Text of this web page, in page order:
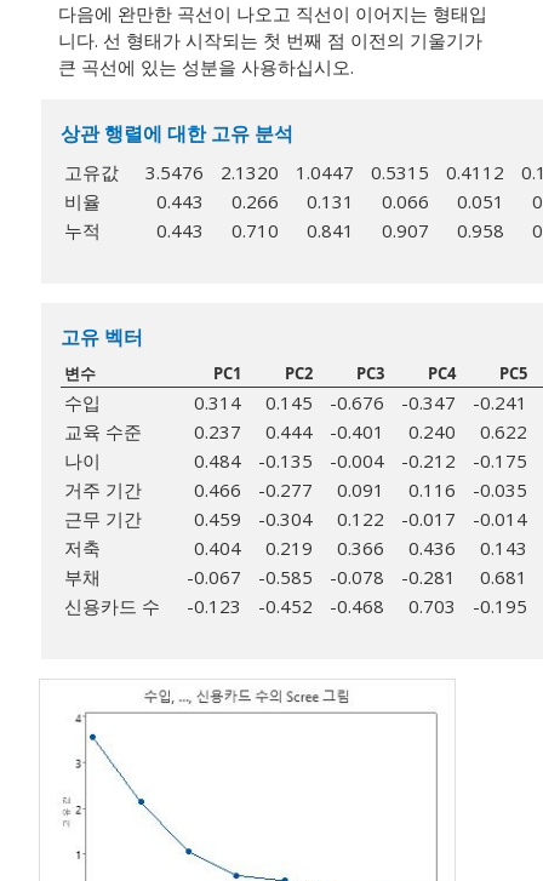
다음에 완만한 곡선이 나오고 직선이 이어지는 형태입
니다. 선 형태가 시작되는 첫 번째 점 이전의 기울기가
큰 곡선에 있는 성분을 사용하십시오.
상관 행렬에 대한 고유 분석
고유값 3.5476 2.1320 1.0447 0.5315 0.4112
비율
0.443 0.266 0.131 0.066 0.051
누적
0.443 0.710 0.841 0.907 0.958
고유 벡터
변수 PC1 PC2 PC3 PC4 PC5
수입 0.314 0.145 -0.676 -0.347
-0.241
교육 수준
0.237 0.444 -0.401 0.240
0.622
나이
0.484 -0.135 -0.004 -0.212
-0.175
거주 기간
0.466 -0.277 0.091 0.116
-0.035
근무 기간
0.459 -0.304 0.122 -0.017
-0.014
저축
0.404 0.219 0.366 0.436
0.143
부채
-0.067 -0.585 -0.078 -0.281
0.681
신용카드 수
-0.123 -0.452 -0.468 0.703 -0.195